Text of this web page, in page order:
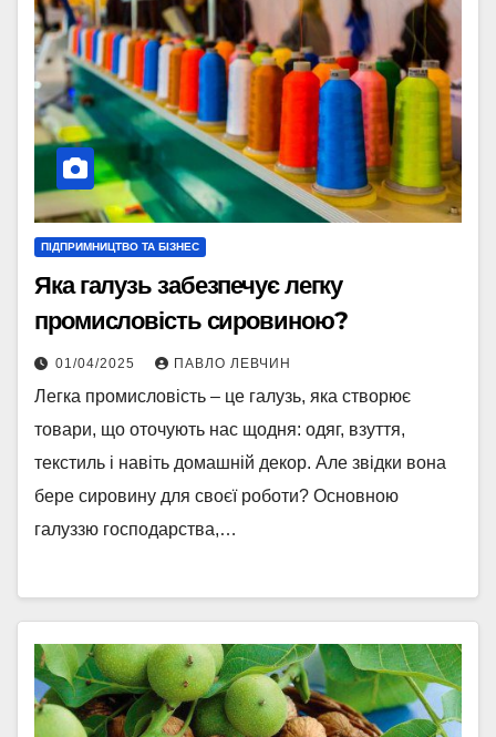
ПІДПРИМНИЦТВО ТА БІЗНЕС
Яка галузь забезпечує легку
промисловість сировиною?
01/04/2025 ПАВЛО ЛЕВЧИН
Легка промисловість – це галузь, яка створює
товари, що оточують нас щодня: одяг, взуття,
текстиль і навіть домашній декор. Але звідки вона
бере сировину для своєї роботи? Основною
галуззю господарства,…